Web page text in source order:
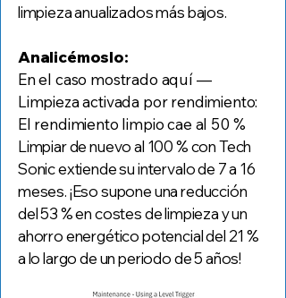
limpieza anualizados más bajos.
Analicémoslo:
En el caso mostrado aquí —
Limpieza activada por rendimiento:
El rendimiento limpio cae al 50 %
Limpiar de nuevo al 100 % con Tech
Sonic extiende su intervalo de 7 a 16
meses. ¡Eso supone una reducción
del 53 % en costes de limpieza y un
ahorro energético potencial del 21 %
a lo largo de un periodo de 5 años!